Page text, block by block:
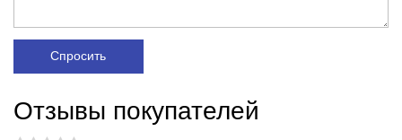
Спросить
Отзывы покупателей